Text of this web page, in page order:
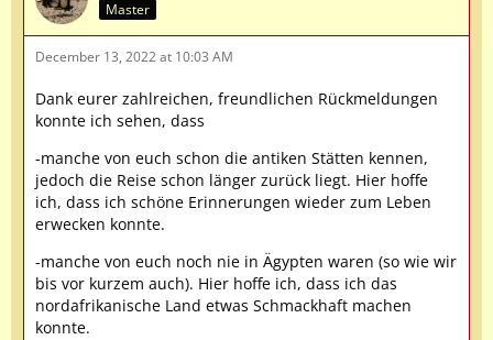
Master
December 13, 2022 at 10:03 AM
Dank eurer zahlreichen, freundlichen Rückmeldungen
konnte ich sehen, dass
-manche von euch schon die antiken Stätten kennen,
jedoch die Reise schon länger zurück liegt. Hier hoffe
ich, dass ich schöne Erinnerungen wieder zum Leben
erwecken konnte.
-manche von euch noch nie in Ägypten waren (so wie wir
bis vor kurzem auch). Hier hoffe ich, dass ich das
nordafrikanische Land etwas Schmackhaft machen
konnte.